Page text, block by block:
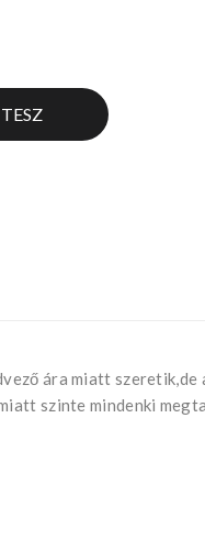
ára miatt szeretik,de
szinte mindenki